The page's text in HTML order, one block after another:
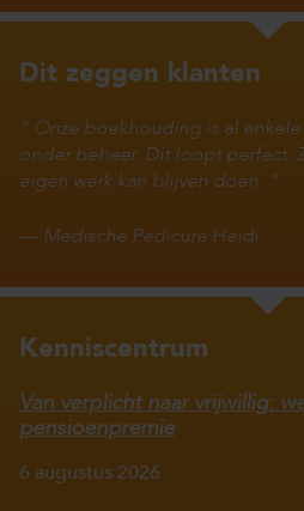
Dit zeggen klanten
Onze boekhouding is al
onder beheer. Dit loopt perfect.
eigen werk kan blijven doen.
— Medische Pedicure Heidi
Kenniscentrum
Van verplicht naar vrijwillig:
pensioenpremie
6 augustus 2026